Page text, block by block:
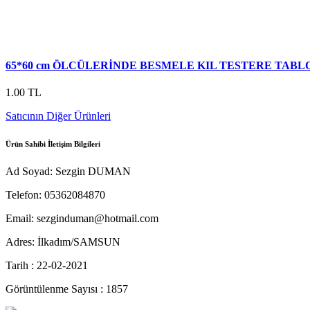
65*60 cm ÖLCÜLERİNDE BESMELE KIL TESTERE
1.00 TL
Satıcının Diğer Ürünleri
Ürün Sahibi İletişim Bilgileri
Ad Soyad: Sezgin DUMAN
Telefon: 05362084870
Email: sezginduman@hotmail.com
Adres: İlkadım/SAMSUN
Tarih : 22-02-2021
Görüntülenme Sayısı : 1857